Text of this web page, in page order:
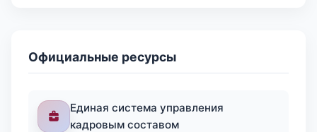
Официальные ресурсы
Единая система управления
кадровым составом